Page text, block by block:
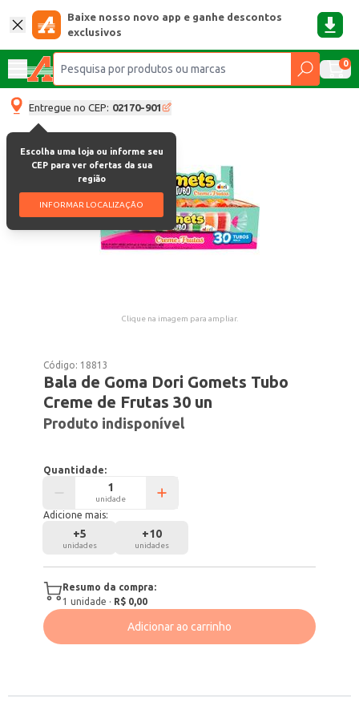
Baixe nosso novo app e ganhe descontos
exclusivos
0
Entregue no CEP: 02170-901
Escolha uma loja ou informe seu
CEP para ver ofertas da sua
região
INFORMAR LOCALIZAÇÃO
Clique na imagem para ampliar.
Código: 18813
Bala de Goma Dori Gomets Tubo
Creme de Frutas 30 un
Produto indisponível
Quantidade:
unidade
Adicione mais:
+5
unidades
+10
unidades
Resumo da compra:
1 unidade · R$ 0,00
Adicionar ao carrinho